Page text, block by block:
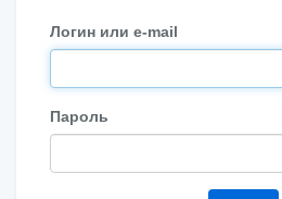
Логин или e-mail
Пароль